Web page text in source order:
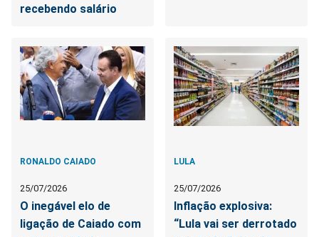
recebendo salário
RONALDO CAIADO
25/07/2026
O inegável elo de
ligação de Caiado com
LULA
25/07/2026
Inflação explosiva:
“Lula vai ser derrotado